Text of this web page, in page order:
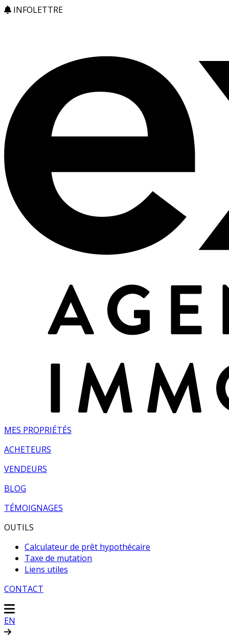
INFOLETTRE
MES PROPRIÉTÉS
ACHETEURS
VENDEURS
BLOG
TÉMOIGNAGES
OUTILS
Calculateur de prêt hypothécaire
Taxe de mutation
Liens utiles
CONTACT
EN